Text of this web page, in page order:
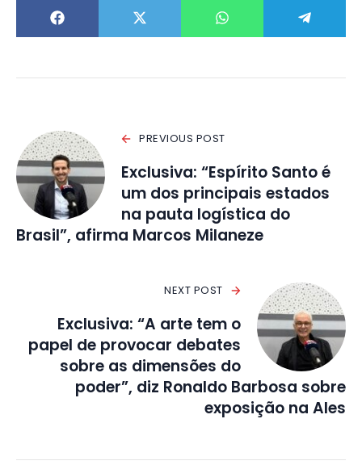
PREVIOUS POST
Exclusiva: “Espírito Santo é
um dos principais estados
na pauta logística do
Brasil”, afirma Marcos Milaneze
NEXT POST
Exclusiva: “A arte tem o
papel de provocar debates
sobre as dimensões do
poder”, diz Ronaldo Barbosa sobre
exposição na Ales